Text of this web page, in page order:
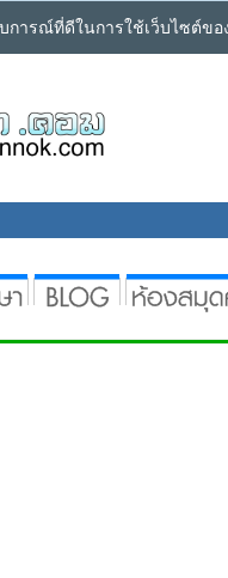
ารณ์ที่ดีในการใช้เว็บไซต์ข